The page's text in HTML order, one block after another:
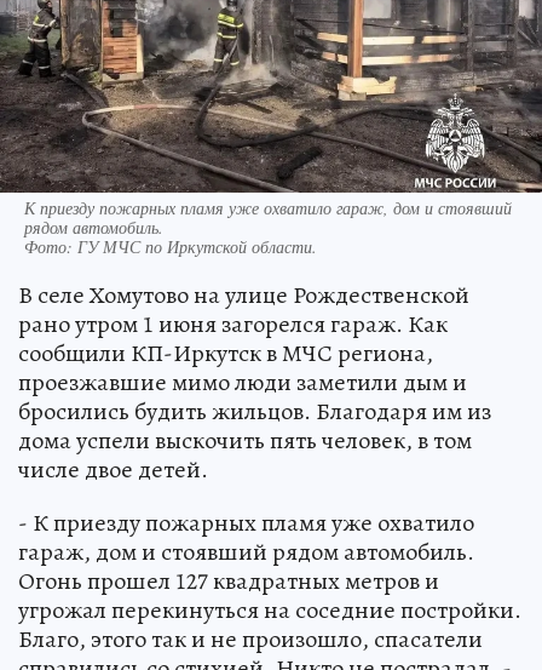
К приезду пожарных пламя уже охватило гараж, дом и стоявший
рядом автомобиль.
Фото: ГУ МЧС по Иркутской области.
В селе Хомутово на улице Рождественской
рано утром 1 июня загорелся гараж. Как
сообщили КП-Иркутск в МЧС региона,
проезжавшие мимо люди заметили дым и
бросились будить жильцов. Благодаря им из
дома успели выскочить пять человек, в том
числе двое детей.
- К приезду пожарных пламя уже охватило
гараж, дом и стоявший рядом автомобиль.
Огонь прошел 127 квадратных метров и
угрожал перекинуться на соседние постройки.
Благо, этого так и не произошло, спасатели